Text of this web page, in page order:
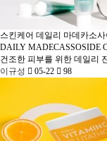
스킨케어 데일리 마데카소사
DAILY MADECASSOSIDE
건조한 피부를 위한 데일리
이규성
05-22 98